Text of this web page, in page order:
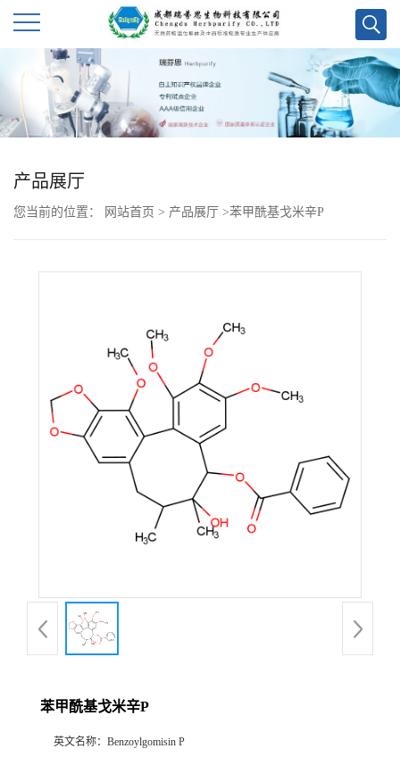
产
产品展厅
您当前的位置： 网站首页 > 产品展厅 >苯甲酰基戈米辛P
苯甲酰基戈米辛P
英文名称： Benzoylgomisin P